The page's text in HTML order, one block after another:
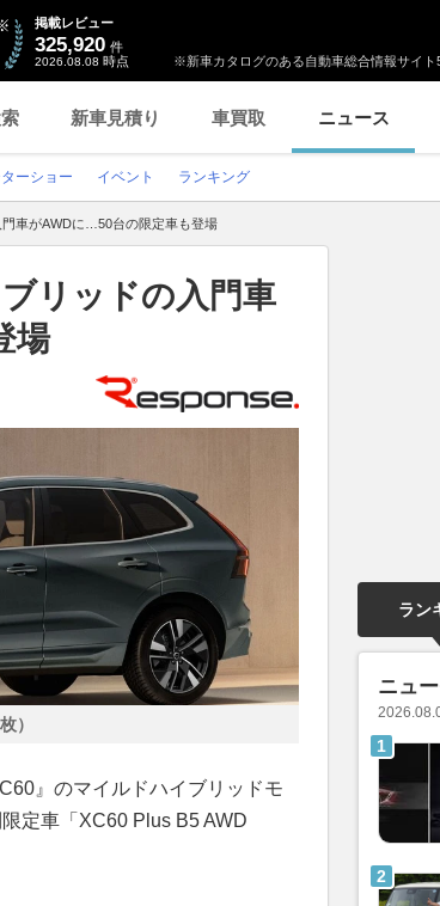
※新車カタログのある自動車総合情報サイト
掲載レビュー
325,920 件
2026.08.08 時点
新車見積り 車買取 ニュース
ーショー イベント ランキング
車がAWDに…50台の限定車も登場
リッドの入門車
場
）
』のマイルドハイブリッドモ
定車「XC60 Plus B5 AWD
ラン
ニュ